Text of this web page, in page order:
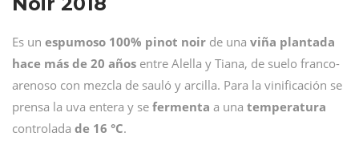
Es un espumoso 100% pinot noir de una viña plantada
hace más de 20 años entre Alella y Tiana, de suelo franco-
arenoso con mezcla de sauló y arcilla. Para la vinificación se
prensa la uva entera y se fermenta a una temperatura
controlada de 16 °C.